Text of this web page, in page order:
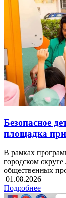
Безопасное
площадка
В рамках
городском
общественных
01.08.2026
Подробнее